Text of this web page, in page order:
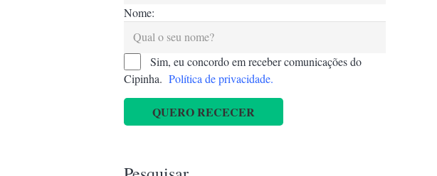
Nome:
Sim, eu concordo em receber comunicações do
Cipinha. Política de privacidade.
QUERO RECECER